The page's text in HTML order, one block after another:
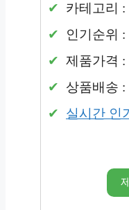
카테고리
인기순위 :
제품가격 :
상품배송
실시간 인